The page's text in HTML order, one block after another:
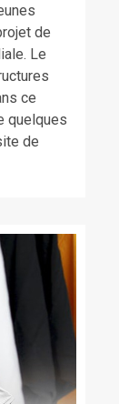
de
Le
ce
quelques
de